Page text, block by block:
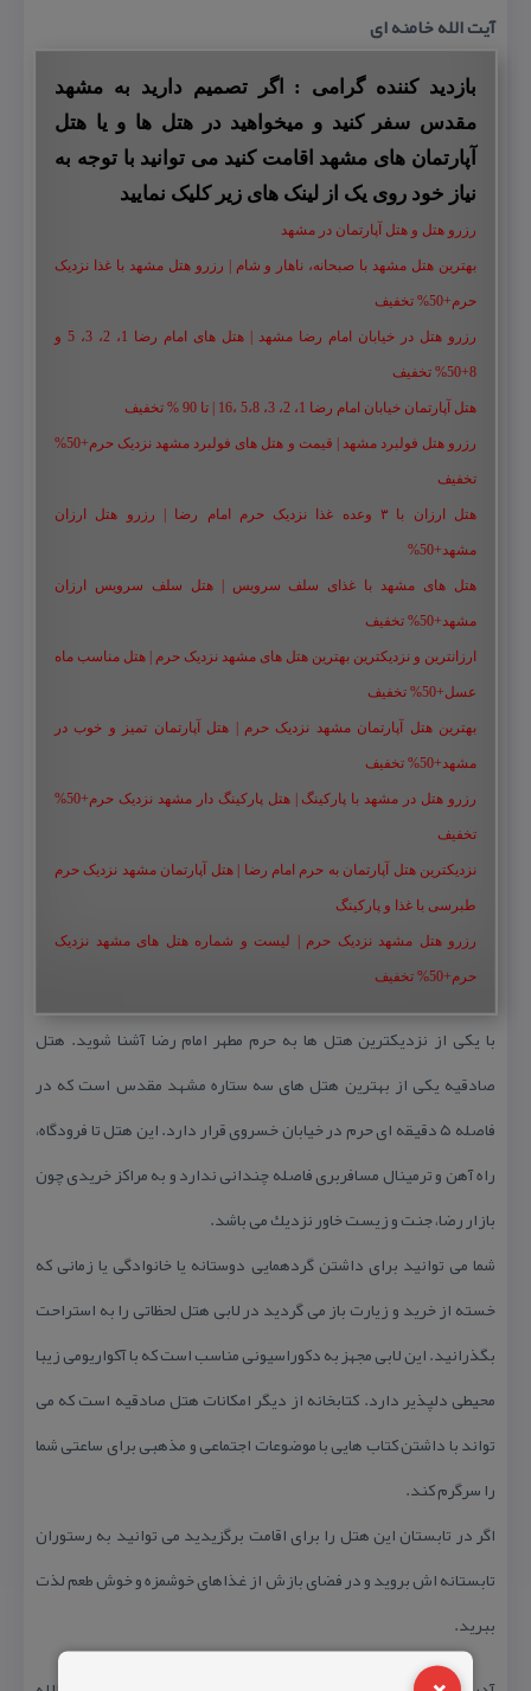
آیت الله خامنه ای
بازدید کننده گرامی : اگر تصمیم دارید به مشهد
مقدس سفر کنید و میخواهید در هتل ها و یا هتل
آپارتمان های مشهد اقامت کنید می توانید با توجه به
نیاز خود روی یک از لینک های زیر کلیک نمایید
رزرو هتل و هتل آپارتمان در مشهد
بهترین هتل مشهد با صبحانه، ناهار و شام | رزرو هتل مشهد با غذا نزدیک
حرم+50% تخفیف
رزرو هتل در خیابان امام رضا مشهد | هتل‌ های امام رضا 1، 2، 3، 5 و
8+50% تخفیف
هتل آپارتمان خیابان امام رضا 1، 2، 3، 5،8 ،16 | تا 90 % تخفیف
رزرو هتل فولبرد مشهد | قیمت و هتل های فولبرد مشهد نزدیک حرم+50%
تخفیف
هتل ارزان با ۳ وعده غذا نزدیک حرم امام رضا | رزرو هتل ارزان
مشهد+50%
هتل های مشهد با غذای سلف سرویس | هتل سلف سرویس ارزان
مشهد+50% تخفیف
ارزانترین و نزدیکترین بهترین هتل های مشهد نزدیک حرم | هتل مناسب ماه
عسل+50% تخفیف
بهترین هتل آپارتمان مشهد نزدیک حرم | هتل آپارتمان تمیز و خوب در
مشهد+50% تخفیف
رزرو هتل در مشهد با پارکینگ | هتل پارکینگ دار مشهد نزدیک حرم+50%
تخفیف
نزدیکترین هتل آپارتمان به حرم امام رضا | هتل آپارتمان مشهد نزدیک حرم
طبرسی با غذا و پارکینگ
رزرو هتل مشهد نزدیک حرم | لیست و شماره هتل های مشهد نزدیک
حرم+50% تخفیف
با یكی از نزدیكترین هتل ها به حرم مطهر امام رضا آشنا شوید. هتل
صادقیه یكی از بهترین هتل های سه ستاره مشهد مقدس است كه در
فاصله ۵ دقیقه ای حرم در خیابان خسروی قرار دارد. این هتل تا فرودگاه،
راه آهن و ترمینال مسافربری فاصله چندانی ندارد و به مراكز خریدی چون
بازار رضا، جنت و زیست خاور نزدیك می باشد.
شما می توانید برای داشتن گردهمایی دوستانه یا خانوادگی یا زمانی كه
خسته از خرید و زیارت باز می گردید در لابی هتل لحظاتی را به استراحت
بگذرانید. این لابی مجهز به دكوراسیونی مناسب است كه با آكواریومی زیبا
محیطی دلپذیر دارد. كتابخانه از دیگر امكانات هتل صادقیه است كه می
تواند با داشتن كتاب هایی با موضوعات اجتماعی و مذهبی برای ساعتی شما
را سرگرم كند.
اگر در تابستان این هتل را برای اقامت برگزیدید می توانید به رستوران
تابستانه اش بروید و در فضای بازش از غذاهای خوشمزه و خوش طعم لذت
ببرید.